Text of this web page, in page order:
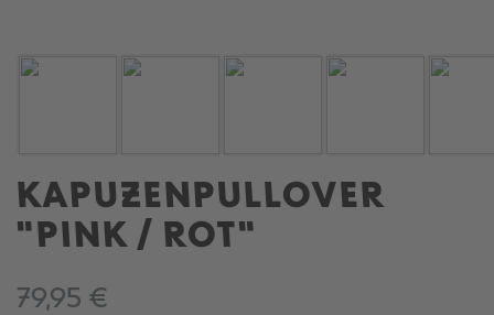
KAPUZENPULLOVER
"PINK / ROT"
79,95 €